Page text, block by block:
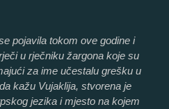
pojavila tokom ove godine i
u rječniku žargona koje su
za ime učestalu grešku u
kažu Vujaklija, stvorena je
jezika i mjesto na kojem